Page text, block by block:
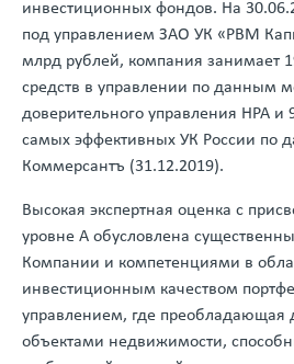
инвестиционных фондов. На
под управлением ЗАО УК «РВМ
млрд рублей, компания занимает
средств в управлении по данным
доверительного управления НРА и
самых эффективных УК России по
Коммерсантъ (31.12.2019).
Высокая экспертная оценка с
уровне А обусловлена
Компании и компетенциями в
инвестиционным качеством
управлением, где преобладающая
объектами недвижимости,